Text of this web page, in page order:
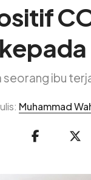
kepada
seorang ibu
Muhammad